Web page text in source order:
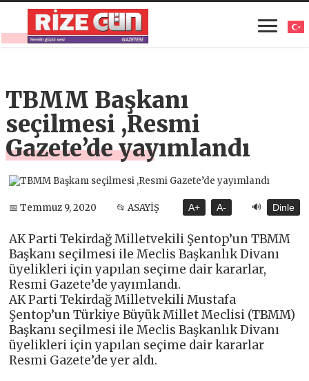
TBMM Başkanı
seçilmesi ,Resmi
Gazete’de yayımlandı
📅 Temmuz 9, 2020 📂 ASAYİŞ A+ A- 🔊 Dinle
AK Parti Tekirdağ Milletvekili Şentop’un TBMM
Başkanı seçilmesi ile Meclis Başkanlık Divanı
üyelikleri için yapılan seçime dair kararlar,
Resmi Gazete’de yayımlandı.
AK Parti Tekirdağ Milletvekili Mustafa
Şentop’un Türkiye Büyük Millet Meclisi (TBMM)
Başkanı seçilmesi ile Meclis Başkanlık Divanı
üyelikleri için yapılan seçime dair kararlar
Resmi Gazete’de yer aldı.